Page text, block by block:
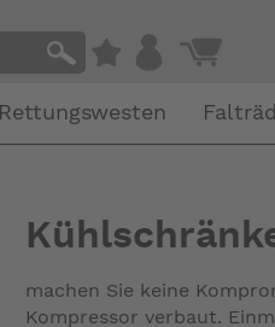
Rettungswesten
machen Sie keine
Kompressor verbaut.